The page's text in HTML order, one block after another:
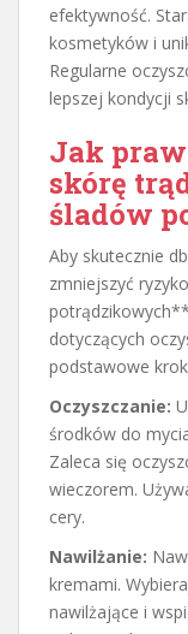
efektywność.
kosmetyków i
Regularne
lepszej kondycji
Jak
skórę
śladów
Aby skutecznie
zmniejszyć
dotyczących
podstawowe
Oczyszczanie:
środków do
Zaleca się
wieczorem.
cery.
Nawilżanie:
kremami.
nawilżające i